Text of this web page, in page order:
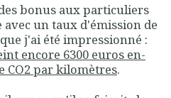
bonus aux particuliers
un taux d'émission de
j'ai été impressionné :
encore 6300 euros en-
CO2 par kilomètres.